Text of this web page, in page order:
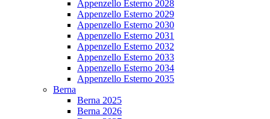
Appenzello Esterno 2028
Appenzello Esterno 2029
Appenzello Esterno 2030
Appenzello Esterno 2031
Appenzello Esterno 2032
Appenzello Esterno 2033
Appenzello Esterno 2034
Appenzello Esterno 2035
Berna
Berna 2025
Berna 2026